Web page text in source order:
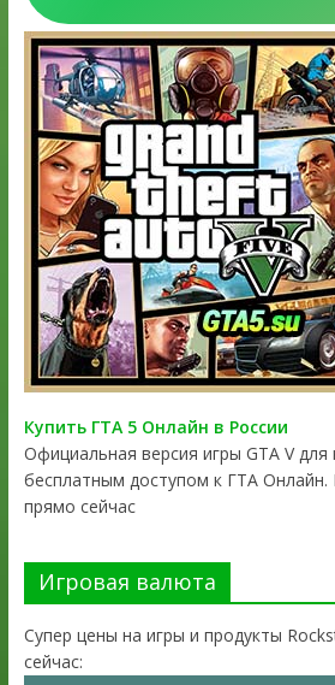
Купить ГТА 5 Онлайн в России
Официальная версия игры GTA V
бесплатным доступом к ГТА Онлайн.
прямо сейчас
Игровая валюта
Супер цены на игры и продукты
сейчас: